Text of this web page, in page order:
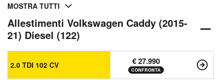
MOSTRA TUTTI
Allestimenti Volkswagen Caddy (2015-
21) Diesel (122)
2.0 TDI 102 CV € 27.990
CONFRONTA